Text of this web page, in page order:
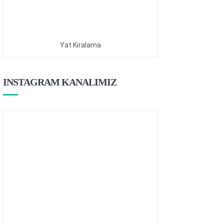
Yat Kiralama
INSTAGRAM KANALIMIZ